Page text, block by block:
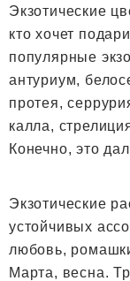
Экзотические
кто хочет
популярные
антуриум,
протея,
калла,
Конечно, это
Экзотические
устойчивых
любовь,
Марта, весна.